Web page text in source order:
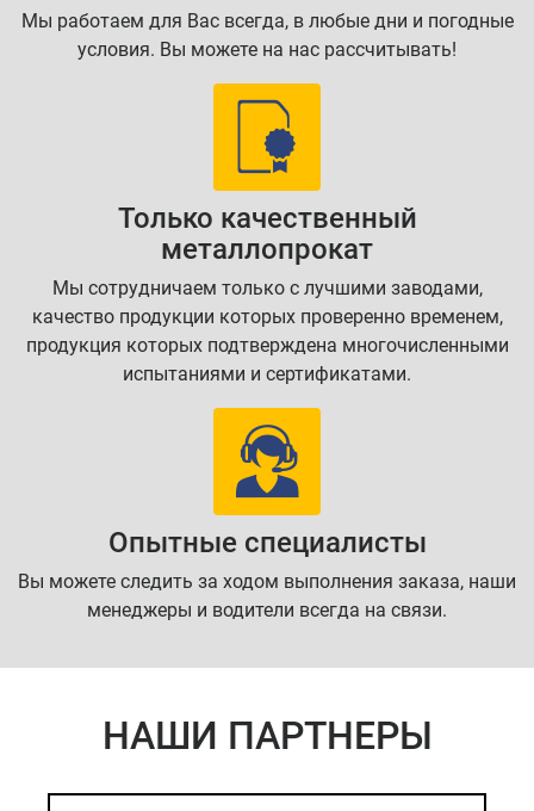
Мы работаем для Вас всегда, в любые дни и погодные
условия. Вы можете на нас рассчитывать!
Только качественный
металлопрокат
Мы сотрудничаем только с лучшими заводами,
качество продукции которых проверенно временем,
продукция которых подтверждена многочисленными
испытаниями и сертификатами.
Опытные специалисты
Вы можете следить за ходом выполнения заказа, наши
менеджеры и водители всегда на связи.
НАШИ ПАРТНЕРЫ